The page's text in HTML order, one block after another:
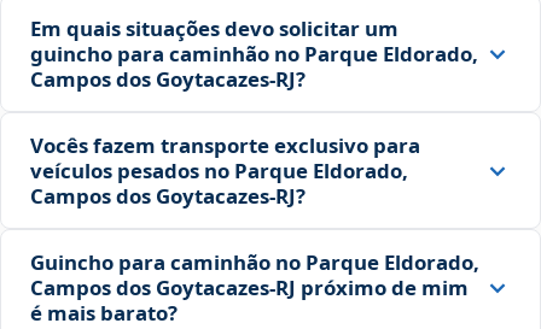
Em quais situações devo solicitar um
guincho para caminhão no Parque Eldorado,
Campos dos Goytacazes‑RJ?
Vocês fazem transporte exclusivo para
veículos pesados no Parque Eldorado,
Campos dos Goytacazes‑RJ?
Guincho para caminhão no Parque Eldorado,
Campos dos Goytacazes‑RJ próximo de mim
é mais barato?